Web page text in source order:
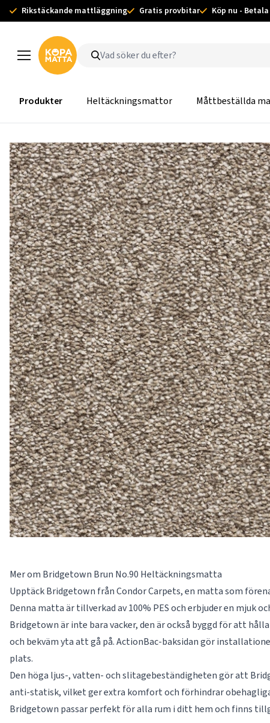
Rikstäckande mattläggning Gratis provbitar Köp nu -
Produkter Heltäckningsmattor Måttbeställda
Mer om Bridgetown Brun No.90 Heltäckningsmatta
Upptäck Bridgetown från Condor Carpets, en matta som
Denna matta är tillverkad av 100% PES och erbjuder en mjuk
Bridgetown är inte bara vacker, den är också byggd för att
och bekväm yta att gå på. ActionBac-baksidan gör
plats.
Den höga ljus-, vatten- och slitagebeständigheten gör att
anti-statisk, vilket ger extra komfort och förhindrar
Bridgetown passar perfekt för alla rum i ditt hem och finns